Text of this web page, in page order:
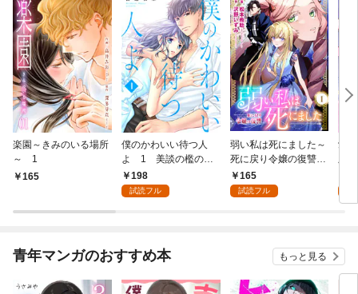
楽園～きみのいる場所
～ 1
165
僕のかわいい待つ人
よ 1 美談の檻のな
か198
試読フル
弱い私は死にました～
死に戻り令嬢の復讐
～ 1
165
試読フル
愛
版
青年マンガのおすすめ本 もっと見る